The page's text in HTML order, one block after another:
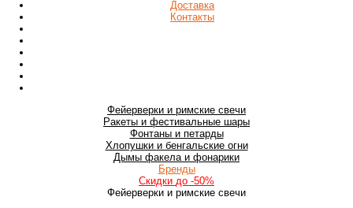
Доставка
Контакты
Фейерверки и римские свечи
Ракеты и фестивальные шары
Фонтаны и петарды
Хлопушки и бенгальские огни
Дымы факела и фонарики
Бренды
Скидки до -50%
Фейерверки и римские свечи